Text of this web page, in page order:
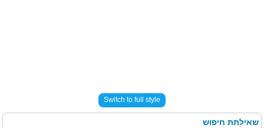
Switch to full style
שאילתת חיפוש